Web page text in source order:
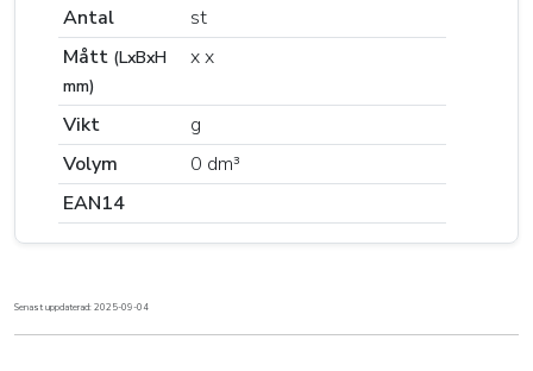
Antal
st
Mått (LxBxH
mm)
x x
Vikt
g
Volym
0 dm³
EAN14
Senast uppdaterad: 2025-09-04